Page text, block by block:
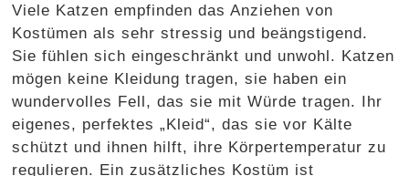
Viele Katzen empfinden das Anziehen von
Kostümen als sehr stressig und beängstigend.
Sie fühlen sich eingeschränkt und unwohl. Katzen
mögen keine Kleidung tragen, sie haben ein
wundervolles Fell, das sie mit Würde tragen. Ihr
eigenes, perfektes „Kleid“, das sie vor Kälte
schützt und ihnen hilft, ihre Körpertemperatur zu
regulieren. Ein zusätzliches Kostüm ist